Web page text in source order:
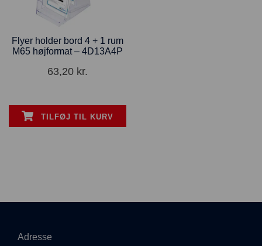
Flyer holder bord 4 + 1 rum
M65 højformat – 4D13A4P
63,20 kr.
TILFØJ TIL KURV
Adresse